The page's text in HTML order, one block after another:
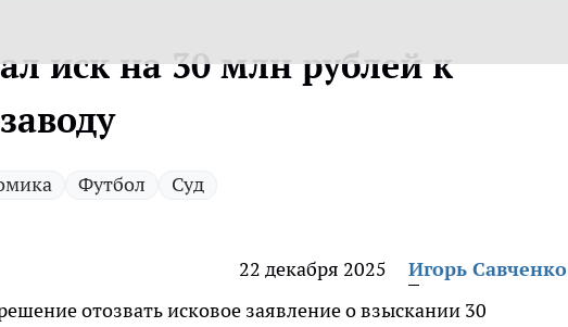
иск на 30 млн рублей к
Футбол Суд
22 декабря 2025
Игорь Савченко
отозвать исковое заявление о взыскании 30